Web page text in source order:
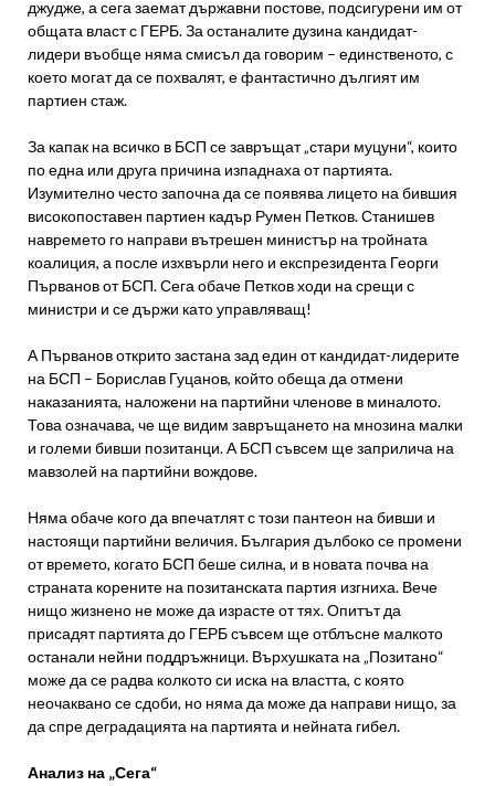
джудже, а сега заемат държавни постове, подсигурени им от
общата власт с ГЕРБ. За останалите дузина кандидат-
лидери въобще няма смисъл да говорим – единственото, с
което могат да се похвалят, е фантастично дългият им
партиен стаж.
За капак на всичко в БСП се завръщат „стари муцуни“, които
по една или друга причина изпаднаха от партията.
Изумително често започна да се появява лицето на бившия
високопоставен партиен кадър Румен Петков. Станишев
навремето го направи вътрешен министър на тройната
коалиция, а после изхвърли него и експрезидента Георги
Първанов от БСП. Сега обаче Петков ходи на срещи с
министри и се държи като управляващ!
А Първанов открито застана зад един от кандидат-лидерите
на БСП – Борислав Гуцанов, който обеща да отмени
наказанията, наложени на партийни членове в миналото.
Това означава, че ще видим завръщането на мнозина малки
и големи бивши позитанци. А БСП съвсем ще заприлича на
мавзолей на партийни вождове.
Няма обаче кого да впечатлят с този пантеон на бивши и
настоящи партийни величия. България дълбоко се промени
от времето, когато БСП беше силна, и в новата почва на
страната корените на позитанската партия изгниха. Вече
нищо жизнено не може да израсте от тях. Опитът да
присадят партията до ГЕРБ съвсем ще отблъсне малкото
останали нейни поддръжници. Върхушката на „Позитано“
може да се радва колкото си иска на властта, с която
неочаквано се сдоби, но няма да може да направи нищо, за
да спре деградацията на партията и нейната гибел.
Анализ на „Сега“